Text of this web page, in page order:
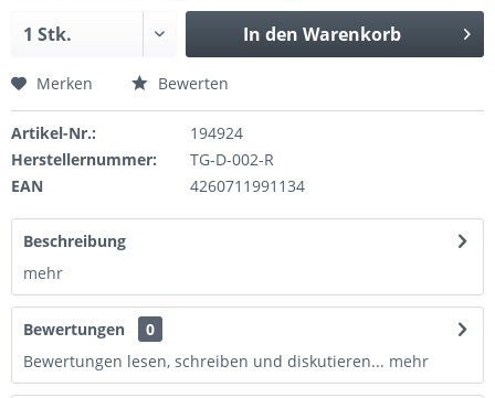
In den Warenkorb
Merken Bewerten
Artikel-Nr.:
194924
Herstellernummer:
TG-D-002-R
EAN
4260711991134
Beschreibung
mehr
Bewertungen
0
Bewertungen lesen, schreiben und diskutieren... mehr